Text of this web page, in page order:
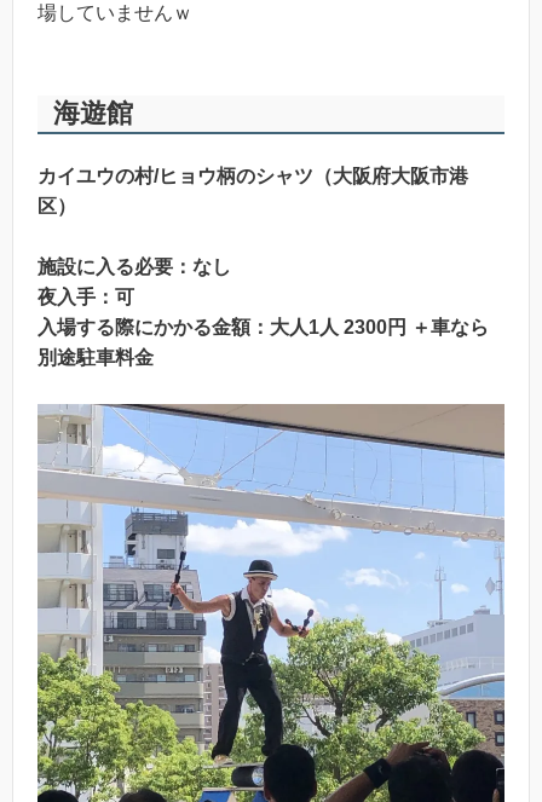
場していませんｗ
海遊館
カイユウの村/ヒョウ柄のシャツ（大阪府大阪市港
区）
施設に入る必要：なし
夜入手：可
入場する際にかかる金額：大人1人 2300円 ＋車なら
別途駐車料金